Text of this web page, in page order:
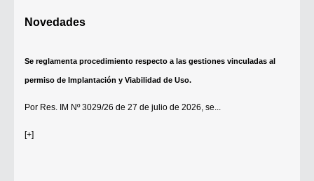
Novedades
Se reglamenta procedimiento respecto a las gestiones vinculadas al
permiso de Implantación y Viabilidad de Uso.
Por Res. IM Nº 3029/26 de 27 de julio de 2026, se...
[+]